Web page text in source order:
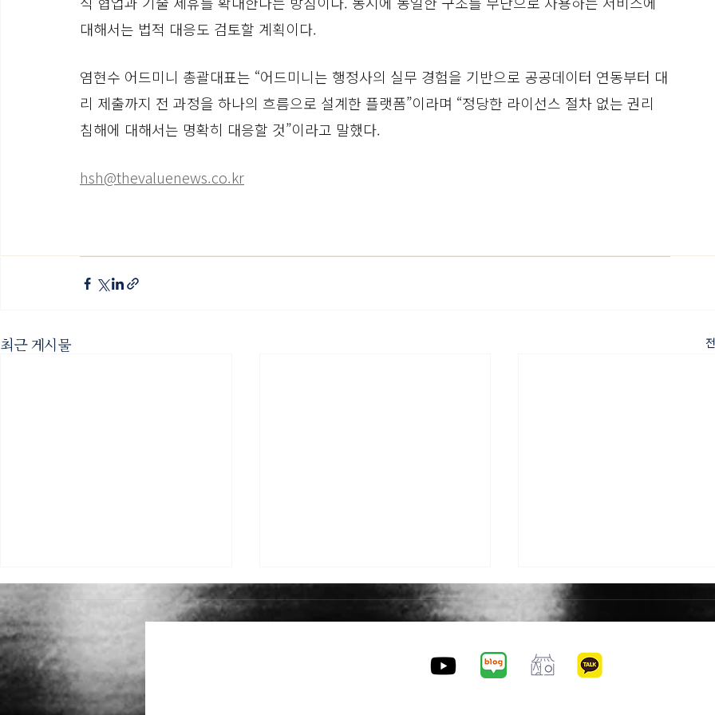
대해서는 법적 대응도 검토할 계획이다.
염현수 어드미니 총괄대표는 “어드미니는 행정사의 실무 경험을 기반으로 공공데이터 연동부터 대
리 제출까지 전 과정을 하나의 흐름으로 설계한 플랫폼”이라며 “정당한 라이선스 절차 없는 권리
침해에 대해서는 명확히 대응할 것”이라고 말했다.
hsh@thevaluenews.co.kr
최근 게시물